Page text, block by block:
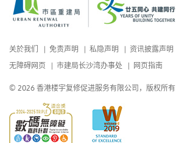
关於我们 免责声明 私隐声明 资讯披露声明
无障碍网页
市建局长沙湾办事处 网页指南
© 2026 香港楼宇复修促进服务有限公司，版权所有